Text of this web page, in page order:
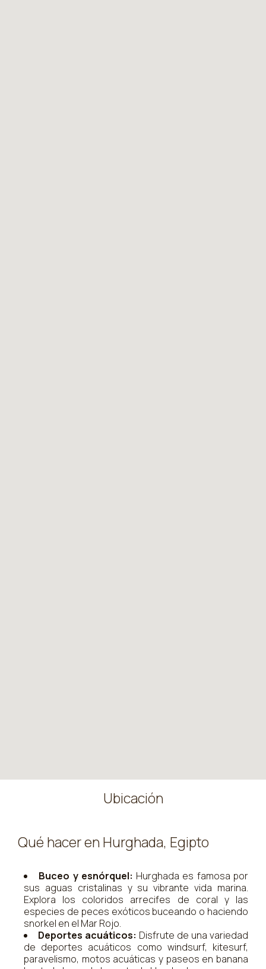
Ubicación
Qué hacer en Hurghada, Egipto
Buceo y esnórquel: Hurghada es famosa por
sus aguas cristalinas y su vibrante vida marina.
Explora los coloridos arrecifes de coral y las
especies de peces exóticos buceando o haciendo
snorkel en el Mar Rojo.
Deportes acuáticos: Disfrute de una variedad
de deportes acuáticos como windsurf, kitesurf,
paravelismo, motos acuáticas y paseos en banana